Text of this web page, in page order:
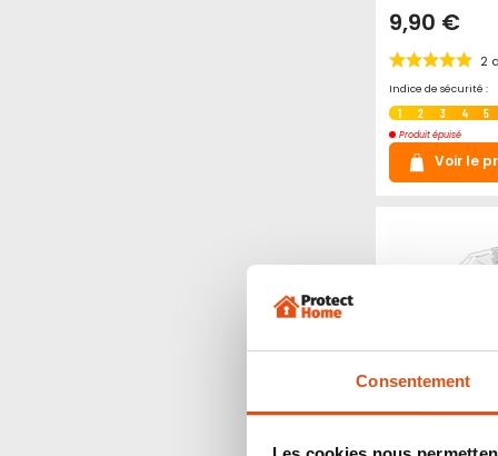
Consentement
9,90 €
2
Indice de sécurité :
1 2 3 4 5
Produit épuisé
Voir le